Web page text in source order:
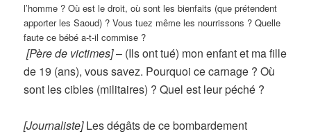
l’homme ? Où est le droit, où sont les bienfaits (que prétendent
apporter les Saoud) ? Vous tuez même les nourrissons ? Quelle
faute ce bébé a-t-il commise ?
[Père de victimes]– (Ils ont tué) mon enfant et ma fille
de 19 (ans), vous savez. Pourquoi ce carnage ? Où
sont les cibles (militaires) ? Quel est leur péché ?
[Journaliste] Les dégâts de ce bombardement